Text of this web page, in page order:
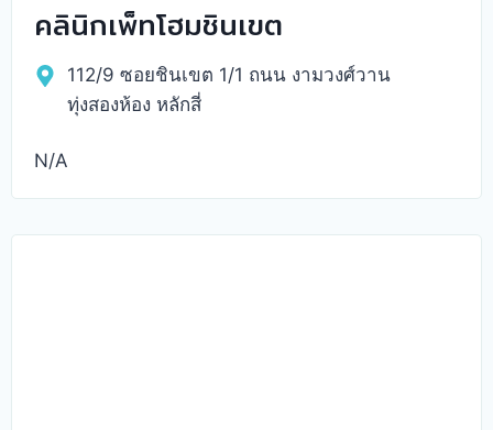
คลินิกเพ็ทโฮมชินเขต
112/9 ซอยชินเขต 1/1 ถนน งามวงศ์วาน
ทุ่งสองห้อง หลักสี่
N/A